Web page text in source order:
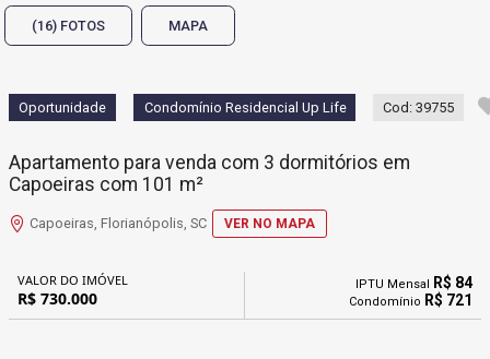
(16) FOTOS MAPA
Oportunidade Condomínio Residencial Up Life Cod: 39755
Apartamento para venda com 3 dormitórios em
Capoeiras com 101 m²
Capoeiras, Florianópolis, SC VER NO MAPA
VALOR DO IMÓVEL
R$ 730.000
IPTU Mensal R$ 84
Condomínio R$ 721